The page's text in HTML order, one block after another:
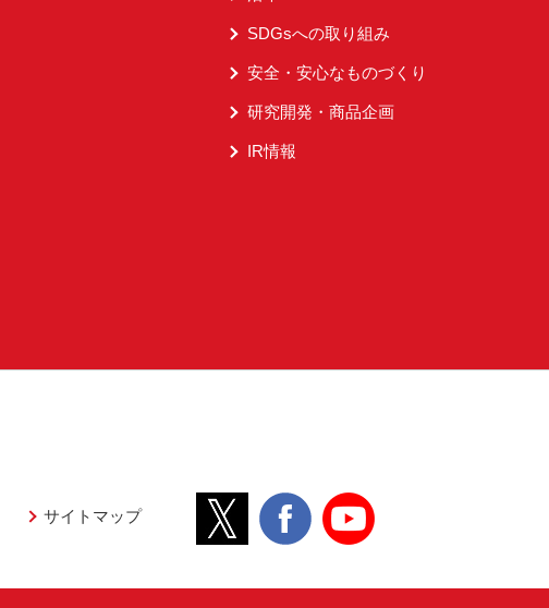
SDGsへの取り組み
安全・安心なものづくり
研究開発・商品企画
IR情報
サイトマップ